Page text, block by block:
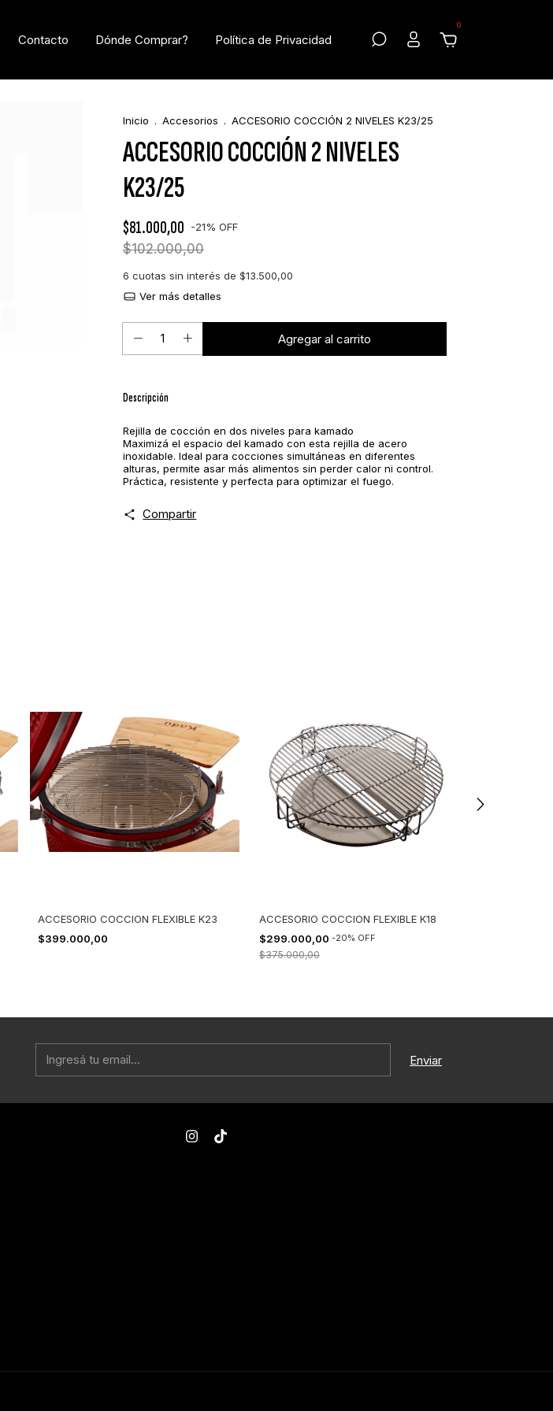
Contacto Dónde Comprar? Política de Privacidad
0
Inicio . Accesorios . ACCESORIO COCCIÓN 2 NIVELES K23/25
ACCESORIO COCCIÓN 2 NIVELES
K23/25
$81.000,00 -21% OFF
$102.000,00
6 cuotas sin interés de $13.500,00
Ver más detalles
Descripción
Rejilla de cocción en dos niveles para kamado
Maximizá el espacio del kamado con esta rejilla de acero
inoxidable. Ideal para cocciones simultáneas en diferentes
alturas, permite asar más alimentos sin perder calor ni control.
Práctica, resistente y perfecta para optimizar el fuego.
Compartir
ACCESORIO COCCION FLEXIBLE K23
$399.000,00
ACCESORIO COCCION FLEXIBLE K18
$299.000,00 -20% OFF
$375.000,00